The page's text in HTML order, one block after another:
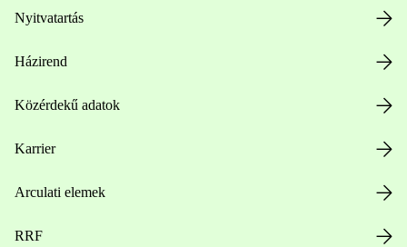
Nyitvatartás
Házirend
Közérdekű adatok
Karrier
Arculati elemek
RRF